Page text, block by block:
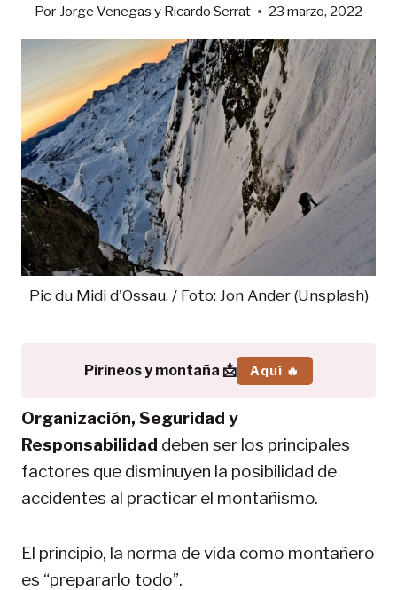
Por Jorge Venegas y Ricardo Serrat 23 marzo, 2022
Pic du Midi d'Ossau. / Foto: Jon Ander (Unsplash)
Pirineos y montaña 📩 Aquí 🔥
Organización, Seguridad y
Responsabilidad deben ser los principales
factores que disminuyen la posibilidad de
accidentes al practicar el montañismo.
El principio, la norma de vida como montañero
es “prepararlo todo”.